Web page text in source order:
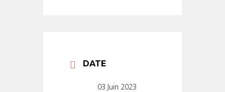
DATE
03 Juin 2023